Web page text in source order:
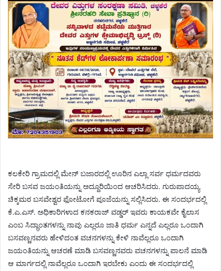
ಕಲಕೇರಿ ಗ್ರಾಮದಲ್ಲಿ ಮೇನ್ ಬಜಾರದಲ್ಲಿ ಊರಿನ ಎಲ್ಲಾ ಸರ್ವ ಧರ್ಮದವರು
ಸೇರಿ ಬಸವ ಜಯಂತಿಯನ್ನು ಅದ್ದೂರಿಯಿಂದ ಆಚರಿಸಿದರು. ಗುರುಪಾದಯ್ಯ
ಚಿಕ್ಕಮಠ ಬಸವೇಶ್ವರ ಫೋಟೋಗೆ ಪೂಜೆಯನ್ನು ಸಲ್ಲಿಸಿದರು. ಈ ಸಂದರ್ಭದಲ್ಲಿ
ಕೆ.ಎ.ಎಸ್. ಅಧಿಕಾರಿಗಳಾದ ಕನಕರಾಜ್ ವಡ್ಡರ್ ಇವರು ಕಾಯಕವೇ ಕೈಲಾಸ
ಎಂಬ ಸಿದ್ಧಾಂತಗಳನ್ನು ನಾವು ಎಲ್ಲರೂ ಜಾತಿ ಧರ್ಮ ಎನ್ನದೆ ಎಲ್ಲರೂ ಒಂದಾಗಿ
ಬಸವಣ್ಣನವರು ಹೇಳಿದಂತ ವಚನಗಳನ್ನು ಕೇಳಿ ನಾವೆಲ್ಲರೂ ಒಂದಾಗಿ
ಜಯಂತಿಯನ್ನು ಆಚರಣೆ ಮಾಡಿ ಬಸವಣ್ಣನವರು ವಚನಗಳನ್ನು ಪಾಲನೆ ಮಾಡಿ
ಆ ಮಾರ್ಗದಲ್ಲಿ ನಾವೆಲ್ಲರೂ ಒಂದಾಗಿ ಇರಬೇಕು ಎಂದು ಈ ಸಂದರ್ಭದಲ್ಲಿ